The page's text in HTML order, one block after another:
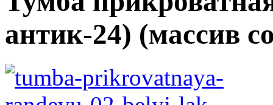
антик-24) (массив